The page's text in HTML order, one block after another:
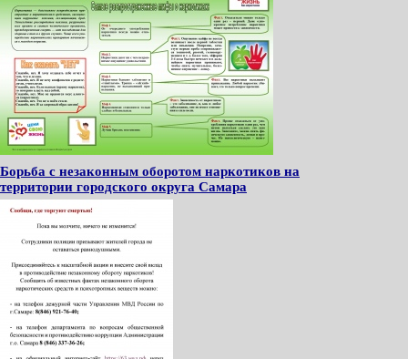
Борьба с незаконным оборотом наркотиков на
территории городского округа Самара